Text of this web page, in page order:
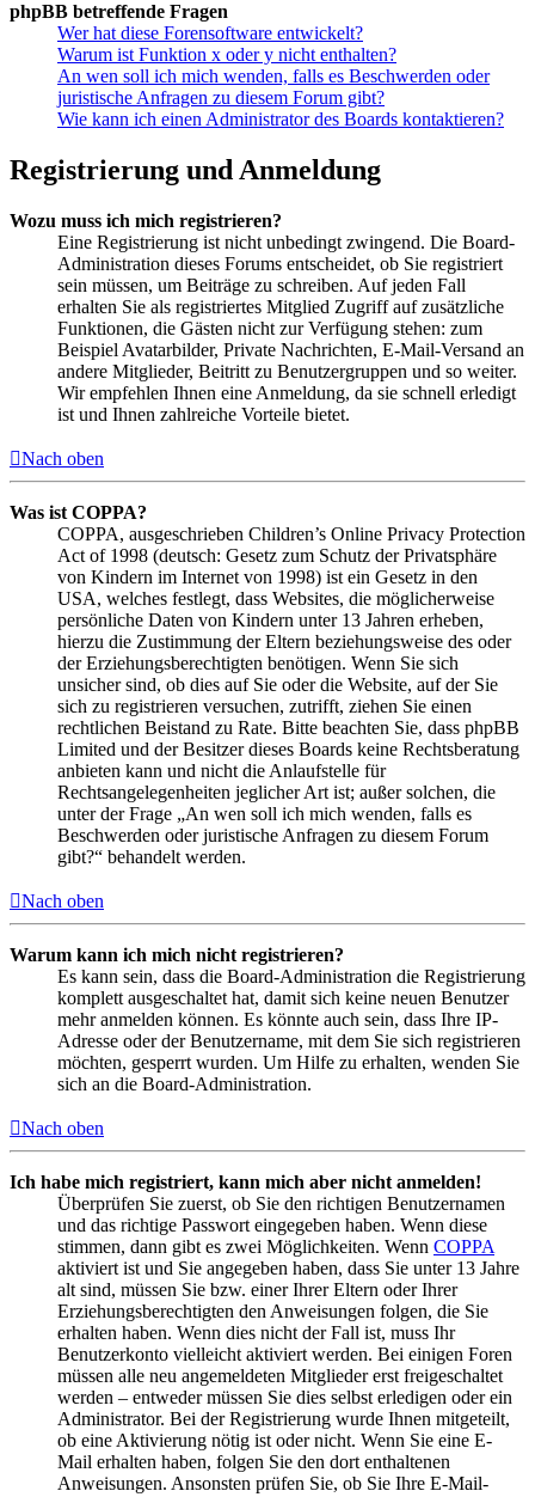
phpBB betreffende Fragen
Wer hat diese Forensoftware entwickelt?
Warum ist Funktion x oder y nicht enthalten?
An wen soll ich mich wenden, falls es Beschwerden oder
juristische Anfragen zu diesem Forum gibt?
Wie kann ich einen Administrator des Boards kontaktieren?
Registrierung und Anmeldung
Wozu muss ich mich registrieren?
Eine Registrierung ist nicht unbedingt zwingend. Die Board-
Administration dieses Forums entscheidet, ob Sie registriert
sein müssen, um Beiträge zu schreiben. Auf jeden Fall
erhalten Sie als registriertes Mitglied Zugriff auf zusätzliche
Funktionen, die Gästen nicht zur Verfügung stehen: zum
Beispiel Avatarbilder, Private Nachrichten, E-Mail-Versand an
andere Mitglieder, Beitritt zu Benutzergruppen und so weiter.
Wir empfehlen Ihnen eine Anmeldung, da sie schnell erledigt
ist und Ihnen zahlreiche Vorteile bietet.
Nach oben
Was ist COPPA?
COPPA, ausgeschrieben Children’s Online Privacy Protection
Act of 1998 (deutsch: Gesetz zum Schutz der Privatsphäre
von Kindern im Internet von 1998) ist ein Gesetz in den
USA, welches festlegt, dass Websites, die möglicherweise
persönliche Daten von Kindern unter 13 Jahren erheben,
hierzu die Zustimmung der Eltern beziehungsweise des oder
der Erziehungsberechtigten benötigen. Wenn Sie sich
unsicher sind, ob dies auf Sie oder die Website, auf der Sie
sich zu registrieren versuchen, zutrifft, ziehen Sie einen
rechtlichen Beistand zu Rate. Bitte beachten Sie, dass phpBB
Limited und der Besitzer dieses Boards keine Rechtsberatung
anbieten kann und nicht die Anlaufstelle für
Rechtsangelegenheiten jeglicher Art ist; außer solchen, die
unter der Frage „An wen soll ich mich wenden, falls es
Beschwerden oder juristische Anfragen zu diesem Forum
gibt?“ behandelt werden.
Nach oben
Warum kann ich mich nicht registrieren?
Es kann sein, dass die Board-Administration die Registrierung
komplett ausgeschaltet hat, damit sich keine neuen Benutzer
mehr anmelden können. Es könnte auch sein, dass Ihre IP-
Adresse oder der Benutzername, mit dem Sie sich registrieren
möchten, gesperrt wurden. Um Hilfe zu erhalten, wenden Sie
sich an die Board-Administration.
Nach oben
Ich habe mich registriert, kann mich aber nicht anmelden!
Überprüfen Sie zuerst, ob Sie den richtigen Benutzernamen
und das richtige Passwort eingegeben haben. Wenn diese
stimmen, dann gibt es zwei Möglichkeiten. Wenn COPPA
aktiviert ist und Sie angegeben haben, dass Sie unter 13 Jahre
alt sind, müssen Sie bzw. einer Ihrer Eltern oder Ihrer
Erziehungsberechtigten den Anweisungen folgen, die Sie
erhalten haben. Wenn dies nicht der Fall ist, muss Ihr
Benutzerkonto vielleicht aktiviert werden. Bei einigen Foren
müssen alle neu angemeldeten Mitglieder erst freigeschaltet
werden – entweder müssen Sie dies selbst erledigen oder ein
Administrator. Bei der Registrierung wurde Ihnen mitgeteilt,
ob eine Aktivierung nötig ist oder nicht. Wenn Sie eine E-
Mail erhalten haben, folgen Sie den dort enthaltenen
Anweisungen. Ansonsten prüfen Sie, ob Sie Ihre E-Mail-